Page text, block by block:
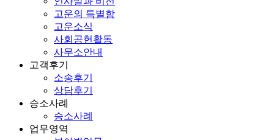
고운의 특별함
고운소식
사회공헌활동
사무소안내
고객후기
소송후기
상담후기
승소사례
승소사례
업무영역